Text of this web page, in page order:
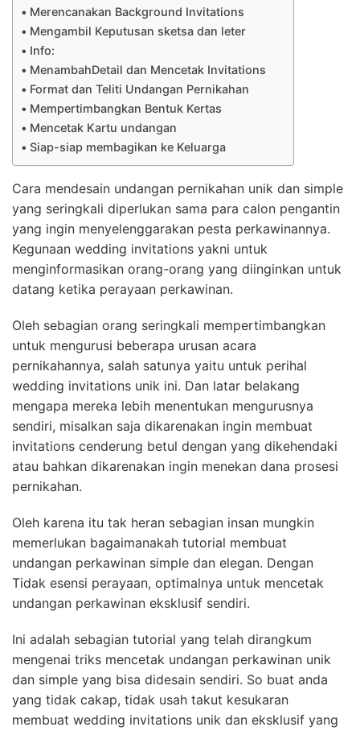
Merencanakan Background Invitations
Mengambil Keputusan sketsa dan leter
Info:
MenambahDetail dan Mencetak Invitations
Format dan Teliti Undangan Pernikahan
Mempertimbangkan Bentuk Kertas
Mencetak Kartu undangan
Siap-siap membagikan ke Keluarga
Cara mendesain undangan pernikahan unik dan simple
yang seringkali diperlukan sama para calon pengantin
yang ingin menyelenggarakan pesta perkawinannya.
Kegunaan wedding invitations yakni untuk
menginformasikan orang-orang yang diinginkan untuk
datang ketika perayaan perkawinan.
Oleh sebagian orang seringkali mempertimbangkan
untuk mengurusi beberapa urusan acara
pernikahannya, salah satunya yaitu untuk perihal
wedding invitations unik ini. Dan latar belakang
mengapa mereka lebih menentukan mengurusnya
sendiri, misalkan saja dikarenakan ingin membuat
invitations cenderung betul dengan yang dikehendaki
atau bahkan dikarenakan ingin menekan dana prosesi
pernikahan.
Oleh karena itu tak heran sebagian insan mungkin
memerlukan bagaimanakah tutorial membuat
undangan perkawinan simple dan elegan. Dengan
Tidak esensi perayaan, optimalnya untuk mencetak
undangan perkawinan eksklusif sendiri.
Ini adalah sebagian tutorial yang telah dirangkum
mengenai triks mencetak undangan perkawinan unik
dan simple yang bisa didesain sendiri. So buat anda
yang tidak cakap, tidak usah takut kesukaran
membuat wedding invitations unik dan eksklusif yang